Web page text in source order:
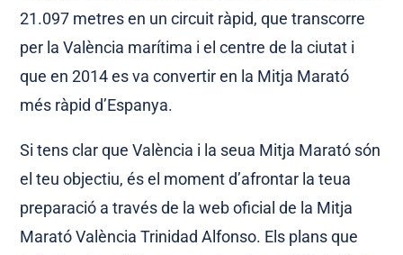
21.097 metres en un circuit ràpid, que transcorre
per la València marítima i el centre de la ciutat i
que en 2014 es va convertir en la Mitja Marató
més ràpid d’Espanya.
Si tens clar que València i la seua Mitja Marató són
el teu objectiu, és el moment d’afrontar la teua
preparació a través de la web oficial de la Mitja
Marató València Trinidad Alfonso. Els plans que